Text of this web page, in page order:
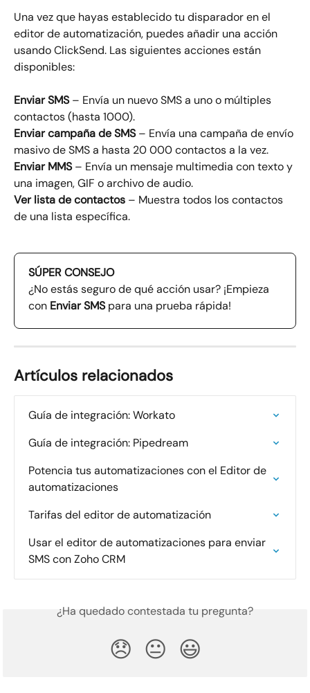
Una vez que hayas establecido tu disparador en el
editor de automatización, puedes añadir una acción
usando ClickSend. Las siguientes acciones están
disponibles:
Enviar SMS – Envía un nuevo SMS a uno o múltiples
contactos (hasta 1000).
Enviar campaña de SMS – Envía una campaña de envío
masivo de SMS a hasta 20 000 contactos a la vez.
Enviar MMS – Envía un mensaje multimedia con texto y
una imagen, GIF o archivo de audio.
Ver lista de contactos – Muestra todos los contactos
de una lista específica.
SÚPER CONSEJO
¿No estás seguro de qué acción usar? ¡Empieza
con Enviar SMS para una prueba rápida!
Artículos relacionados
Guía de integración: Workato
Guía de integración: Pipedream
Potencia tus automatizaciones con el Editor de
automatizaciones
Tarifas del editor de automatización
Usar el editor de automatizaciones para enviar
SMS con Zoho CRM
¿Ha quedado contestada tu pregunta?
😞 😐 😃